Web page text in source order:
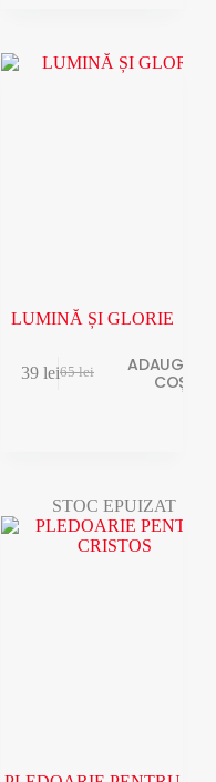
LUMINĂ ȘI GLORIE
65lei
39 lei
ADAUGĂ ÎN
COȘ
STOC EPUIZAT